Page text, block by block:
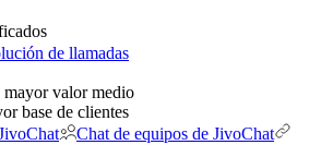
de llamadas
mayor valor medio
base de clientes
Chat de equipos de JivoChat